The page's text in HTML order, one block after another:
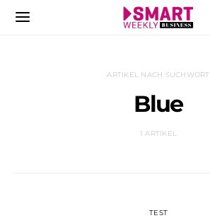
ARTIKEL NACH SUCHWORT
Blue
1 ARTIKEL
TEST